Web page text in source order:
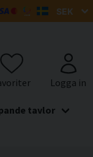
tavlor